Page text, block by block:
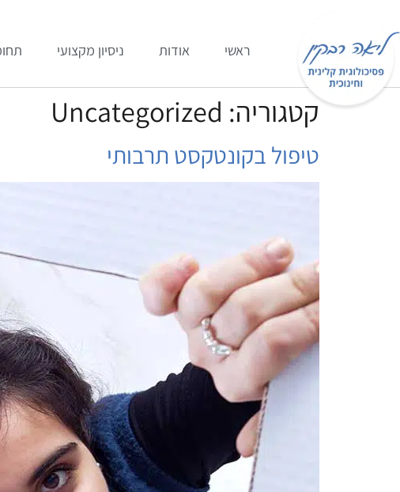
ראשי אודות ניסיון מקצועי
קטגוריה: Uncategorized
טיפול בקונטקסט תרבותי